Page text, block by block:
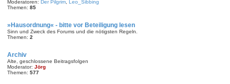
Moderatoren: Der Pilgrim Leo_Sibbing
Themen: 85
»Hausordnung« - bitte vor Beteiligung lesen
Sinn und Zweck des Forums und die nötigsten Regeln.
Themen: 2
Archiv
Alte, geschlossene Beitragsfolgen
Moderator: Jörg
Themen: 577